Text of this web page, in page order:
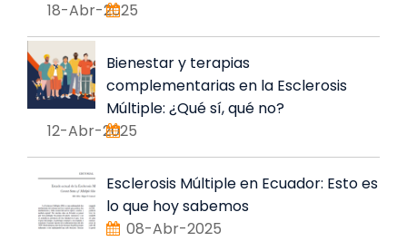
18-Abr-2025
Bienestar y terapias
complementarias en la Esclerosis
Múltiple: ¿Qué sí, qué no?
12-Abr-2025
Esclerosis Múltiple en Ecuador: Esto es
lo que hoy sabemos
08-Abr-2025